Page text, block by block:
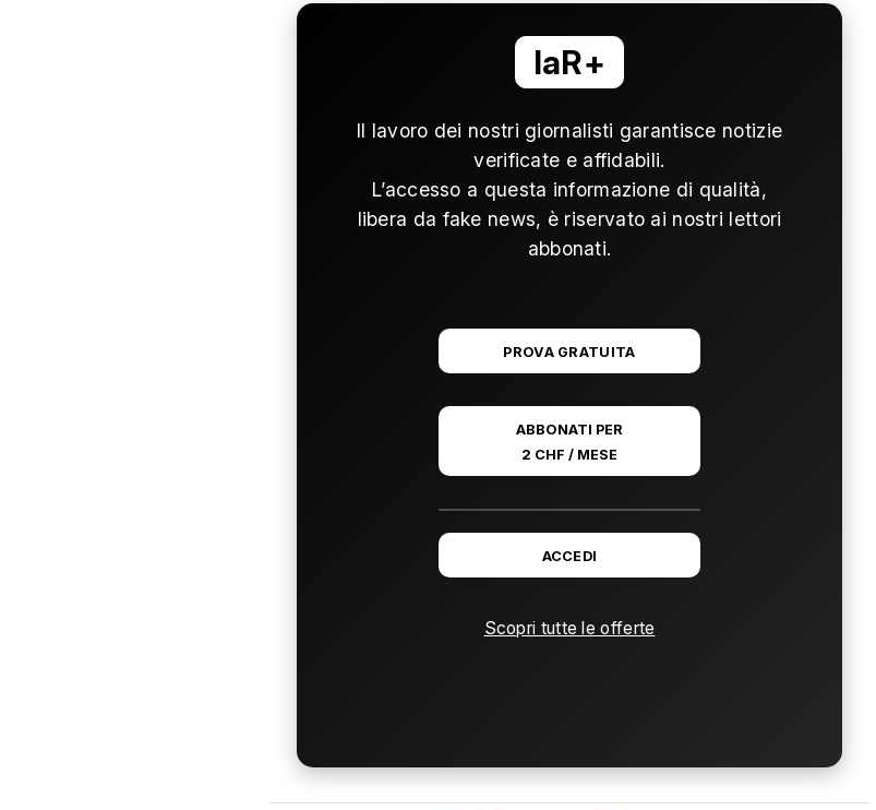
laR+
Il lavoro dei nostri giornalisti garantisce notizie
verificate e affidabili.
L’accesso a questa informazione di qualità,
libera da fake news, è riservato ai nostri lettori
abbonati.
PROVA GRATUITA
ABBONATI PER
2 CHF / MESE
ACCEDI
Scopri tutte le offerte